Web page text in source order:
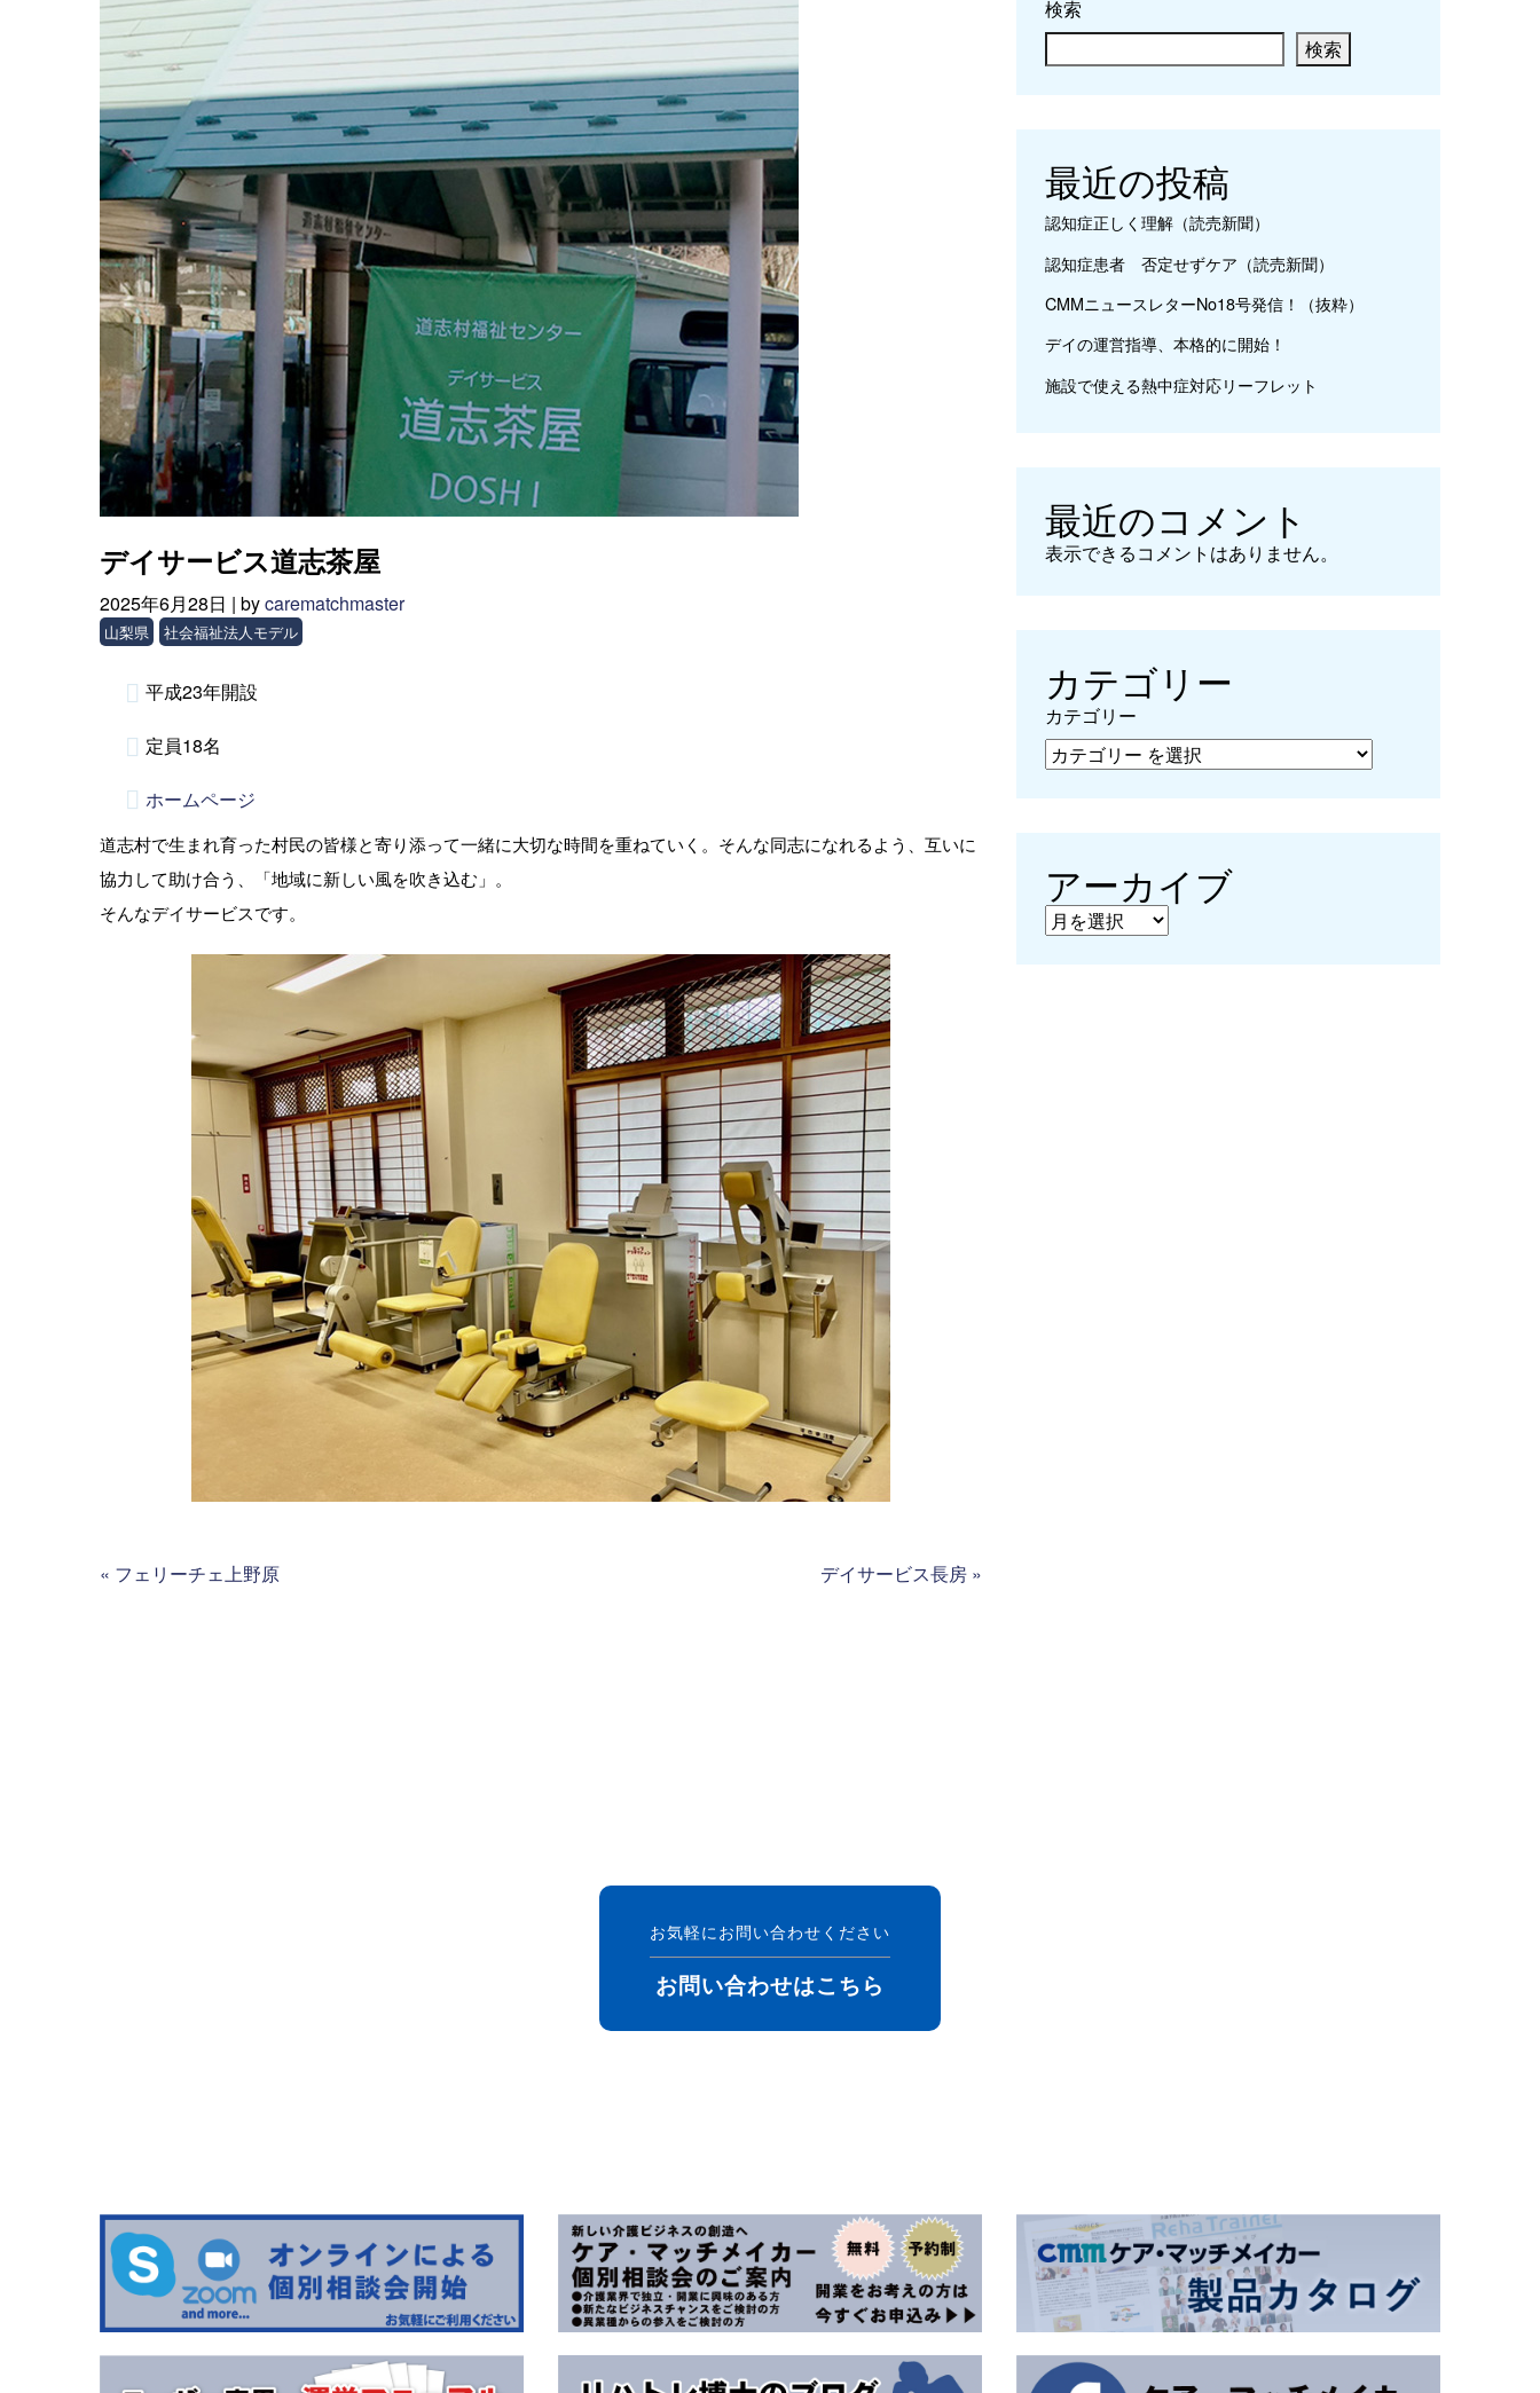
デイサービス道志茶屋
2025年6月28日 | bycarematchmaster
山梨県 社会福祉法人モデル
平成23年開設
定員18名
ホームページ
道志村で生まれ育った村民の皆様と寄り添って一緒に大切な時間を重ねていく。そんな同志になれるよう、互いに
協力して助け合う、「地域に新しい風を吹き込む」。
そんなデイサービスです。
« フェリーチェ上野原 デイサービス長房 »
検索
検索
最近の投稿
認知症正しく理解（読売新聞）
認知症患者 否定せずケア（読売新聞）
CMMニュースレターNo18号発信！（抜粋）
デイの運営指導、本格的に開始！
施設で使える熱中症対応リーフレット
最近のコメント
表示できるコメントはありません。
カテゴリー
カテゴリー
アーカイブ
アーカイブ
お気軽にお問い合わせください
お問い合わせはこちら